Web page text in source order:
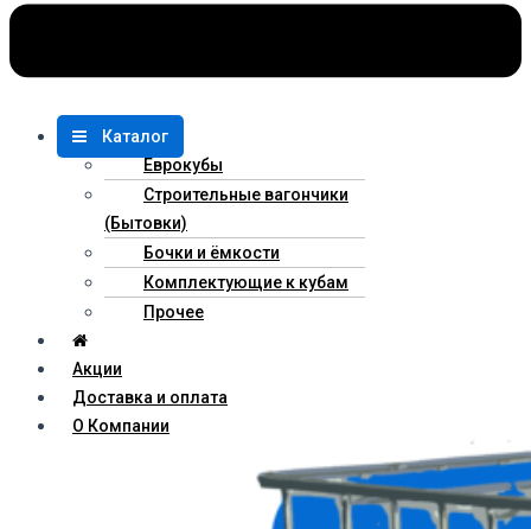
Каталог
Еврокубы
Строительные вагончики
(Бытовки)
Бочки и ёмкости
Комплектующие к кубам
Прочее
Акции
Доставка и оплата
О Компании